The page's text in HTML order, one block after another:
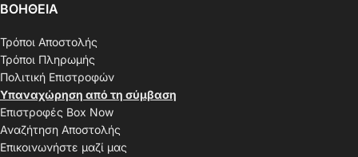
ΒΟΗΘΕΙΑ
Τρόποι Αποστολής
Τρόποι Πληρωμής
Πολιτική Επιστροφών
Υπαναχώρηση από τη σύμβαση
Επιστροφές Box Now
Αναζήτηση Αποστολής
Επικοινωνήστε μαζί μας